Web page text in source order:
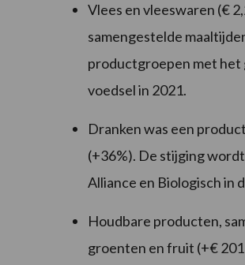
Vlees en vleeswaren (€
samengestelde
productgroepen met het
voedsel in 2021.
Dranken was een
(+36%). De stijging
Alliance en Biologisch in
Houdbare producten,
groenten en fruit (+€